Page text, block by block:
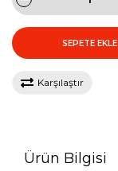
SEPETE EKLE
Karşılaştır
Ürün Bilgisi